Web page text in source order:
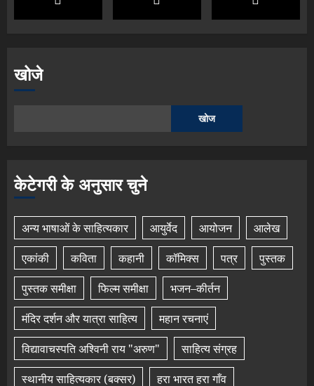
खोजे
खोज
केटेगरी के अनुसार चुने
अन्य भाषाओं के साहित्यकार आयुर्वेद आयोजन
आलेख
एकांकी
कविता कहानी कॉमिक्स पत्र
पुस्तक
पुस्तक समीक्षा
फिल्म समीक्षा
भजन–कीर्तन
मंदिर दर्शन और यात्रा साहित्य
महान रचनाएं
विद्यावाचस्पति अश्विनी राय "अरुण"
साहित्य संग्रह
स्थानीय साहित्यकार (बक्सर)
हरा भारत हरा गाँव